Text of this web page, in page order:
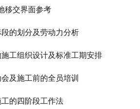
交界面参考
的划分及劳动力分析
组织设计及标准工期安排
施工前的全员培训
的四阶段工作法